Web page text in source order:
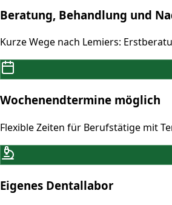
Beratung, Behandlung und
Kurze Wege nach Lemiers:
Wochenendtermine möglich
Flexible Zeiten für Berufstätige mit
Eigenes Dentallabor